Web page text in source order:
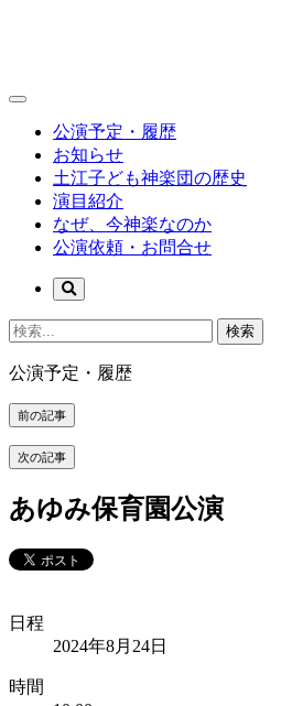
公演予定・履歴
お知らせ
土江子ども神楽団の歴史
演目紹介
なぜ、今神楽なのか
公演依頼・お問合せ
検索
公演予定・履歴
前の記事
次の記事
あゆみ保育園公演
日程
2024年8月24日
時間